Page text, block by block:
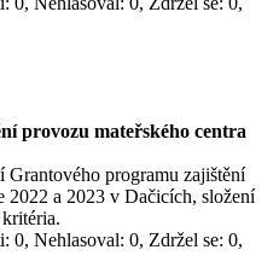
provozu mateřského centra
Grantového programu zajištění
2022 a 2023 v Dačicích, složení
0, Nehlasoval: 0, Zdržel se: 0,